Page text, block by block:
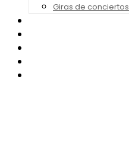
Giras de conciertos